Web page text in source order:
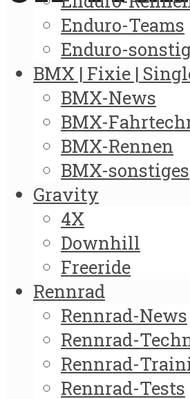
Enduro-Teams
Enduro-
BMX | Fixie |
BMX-News
BMX-
BMX-Rennen
BMX-sonstiges
Gravity
4X
Downhill
Freeride
Rennrad
Rennrad-News
Rennrad-
Rennrad-
Rennrad-Tests